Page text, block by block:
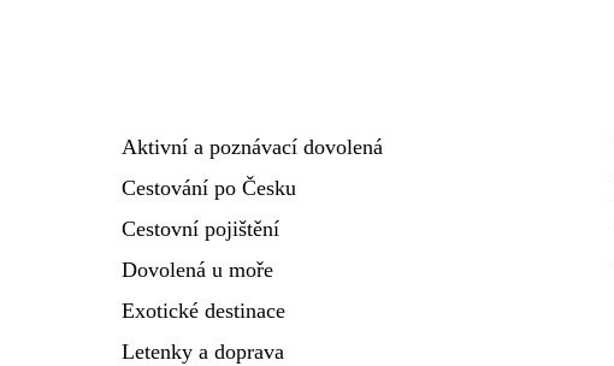
Aktivní a poznávací dovolená
Cestování po Česku
Cestovní pojištění
Dovolená u moře
Exotické destinace
Letenky a doprava